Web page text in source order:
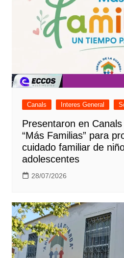
Canals Interes General
Presentaron en
“Más Familias” para
cuidado familiar de
adolescentes
28/07/2026